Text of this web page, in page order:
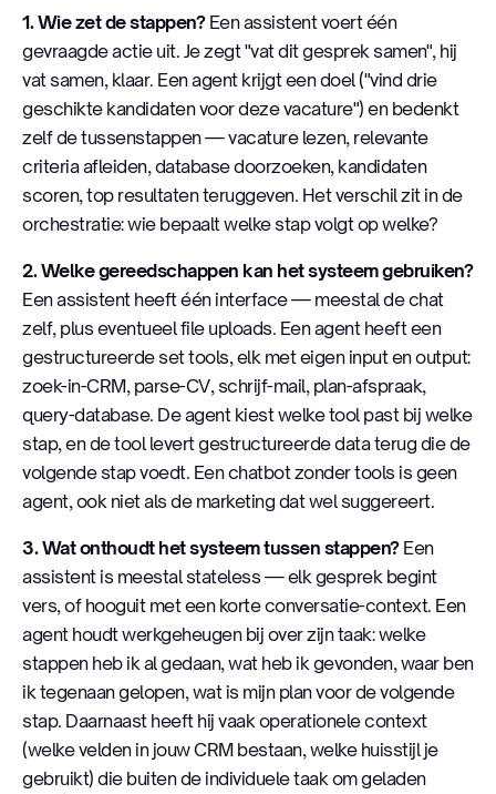
1. Wie zet de stappen?Een assistent voert één
gevraagde actie uit. Je zegt "vat dit gesprek samen", hij
vat samen, klaar. Een agent krijgt een doel ("vind drie
geschikte kandidaten voor deze vacature") en bedenkt
zelf de tussenstappen — vacature lezen, relevante
criteria afleiden, database doorzoeken, kandidaten
scoren, top resultaten teruggeven. Het verschil zit in de
orchestratie: wie bepaalt welke stap volgt op welke?
2. Welke gereedschappen kan het systeem gebruiken?
Een assistent heeft één interface — meestal de chat
zelf, plus eventueel file uploads. Een agent heeft een
gestructureerde set tools, elk met eigen input en output:
zoek-in-CRM, parse-CV, schrijf-mail, plan-afspraak,
query-database. De agent kiest welke tool past bij welke
stap, en de tool levert gestructureerde data terug die de
volgende stap voedt. Een chatbot zonder tools is geen
agent, ook niet als de marketing dat wel suggereert.
3. Wat onthoudt het systeem tussen stappen?Een
assistent is meestal stateless — elk gesprek begint
vers, of hooguit met een korte conversatie-context. Een
agent houdt werkgeheugen bij over zijn taak: welke
stappen heb ik al gedaan, wat heb ik gevonden, waar ben
ik tegenaan gelopen, wat is mijn plan voor de volgende
stap. Daarnaast heeft hij vaak operationele context
(welke velden in jouw CRM bestaan, welke huisstijl je
gebruikt) die buiten de individuele taak om geladen